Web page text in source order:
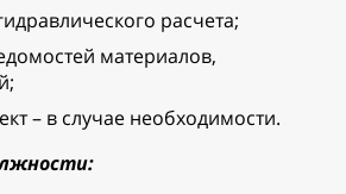
расчета;
материалов,
– в случае необходимости.